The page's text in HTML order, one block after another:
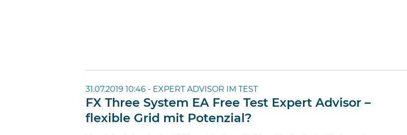
31.07.2019 10:46 - EXPERT ADVISOR IM TEST
FX Three System EA Free Test Expert Advisor –
flexible Grid mit Potenzial?